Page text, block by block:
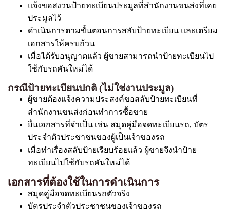
แจ้งขอสงวนป้ายทะเบียนประมูลที่สำนักงานขนส่งที่เคย
ประมูลไว้
ดำเนินการตามขั้นตอนการสลับป้ายทะเบียน และเตรียม
เอกสารให้ครบถ้วน
เมื่อได้รับอนุญาตแล้ว ผู้ขายสามารถนำป้ายทะเบียนไป
ใช้กับรถคันใหม่ได้
กรณีป้ายทะเบียนปกติ (ไม่ใช่งานประมูล)
ผู้ขายต้องแจ้งความประสงค์ขอสลับป้ายทะเบียนที่
สำนักงานขนส่งก่อนทำการซื้อขาย
ยื่นเอกสารที่จำเป็น เช่น สมุดคู่มือจดทะเบียนรถ, บัตร
ประจำตัวประชาชนของผู้เป็นเจ้าของรถ
เมื่อทำเรื่องสลับป้ายเรียบร้อยแล้ว ผู้ขายจึงนำป้าย
ทะเบียนไปใช้กับรถคันใหม่ได้
เอกสารที่ต้องใช้ในการดำเนินการ
สมุดคู่มือจดทะเบียนรถตัวจริง
บัตรประจำตัวประชาชนของเจ้าของรถ